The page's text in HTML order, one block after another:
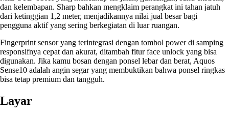
dan kelembapan. Sharp bahkan mengklaim perangkat ini tahan jatuh
dari ketinggian 1,2 meter, menjadikannya nilai jual besar bagi
pengguna aktif yang sering berkegiatan di luar ruangan.
Fingerprint sensor yang terintegrasi dengan tombol power di samping
responsifnya cepat dan akurat, ditambah fitur face unlock yang bisa
digunakan. Jika kamu bosan dengan ponsel lebar dan berat, Aquos
Sense10 adalah angin segar yang membuktikan bahwa ponsel ringkas
bisa tetap premium dan tangguh.
Layar